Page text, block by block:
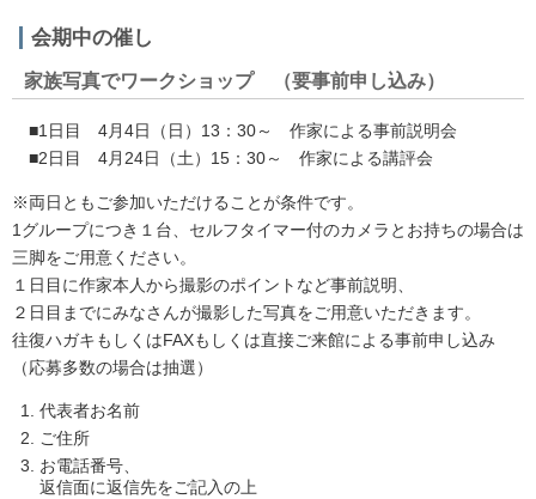
会期中の催し
家族写真でワークショップ （要事前申し込み）
■1日目 4月4日（日）13：30～ 作家による事前説明会
■2日目 4月24日（土）15：30～ 作家による講評会
※両日ともご参加いただけることが条件です。
1グループにつき１台、セルフタイマー付のカメラとお持ちの場合は
三脚をご用意ください。
１日目に作家本人から撮影のポイントなど事前説明、
２日目までにみなさんが撮影した写真をご用意いただきます。
往復ハガキもしくはFAXもしくは直接ご来館による事前申し込み
（応募多数の場合は抽選）
代表者お名前
ご住所
お電話番号、
返信面に返信先をご記入の上